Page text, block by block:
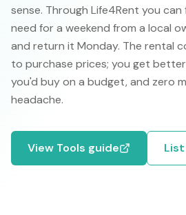
sense. Through Life4Rent you
need for a weekend from a local
and return it Monday. The rental
to purchase prices; you get
you'd buy on a budget, and zero
headache.
View Tools guide